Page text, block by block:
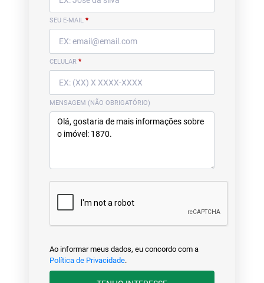
SEU E-MAIL *
CELULAR *
MENSAGEM (NÃO OBRIGATÓRIO)
Ao informar meus dados, eu concordo com a
Política de Privacidade.